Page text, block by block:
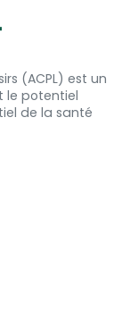
(ACPL) est un
le potentiel
de la santé